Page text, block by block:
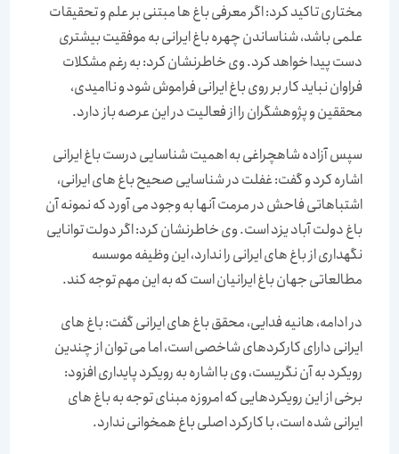
مختاری تاکید کرد: اگر معرفی باغ ها مبتنی بر علم و تحقیقات
علمی باشد، شناساندن چهره باغ ایرانی به موفقیت بیشتری
دست پیدا خواهد کرد. وی خاطرنشان کرد: به رغم مشکلات
فراوان نباید کار بر روی باغ ایرانی فراموش شود و ناامیدی،
محققین و پژوهشگران را از فعالیت در این عرصه باز دارد.
سپس آزاده شاهچراغی به اهمیت شناسایی درست باغ ایرانی
اشاره کرد و گفت: غفلت در شناسایی صحیح باغ های ایرانی،
اشتباهاتی فاحش در مرمت آنها به وجود می آورد که نمونه آن
باغ دولت آباد یزد است. وی خاطرنشان کرد: اگر دولت توانایی
نگهداری از باغ های ایرانی را ندارد، این وظیفه موسسه
مطالعاتی جهان باغ ایرانیان است که به این مهم توجه کند.
در ادامه، هانیه فدایی، محقق باغ های ایرانی گفت: باغ های
ایرانی دارای کارکردهای شاخصی است، اما می توان از چندین
رویکرد به آن نگریست، وی با اشاره به رویکرد پایداری افزود:
برخی از این رویکردهایی که امروزه مبنای توجه به باغ های
ایرانی شده است، با کارکرد اصلی باغ همخوانی ندارد.